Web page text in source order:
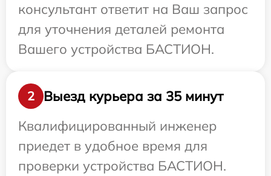
консультант ответит на Ваш запрос
для уточнения деталей ремонта
Вашего устройства БАСТИОН.
2
Выезд курьера за 35 минут
Квалифицированный инженер
приедет в удобное время для
проверки устройства БАСТИОН.